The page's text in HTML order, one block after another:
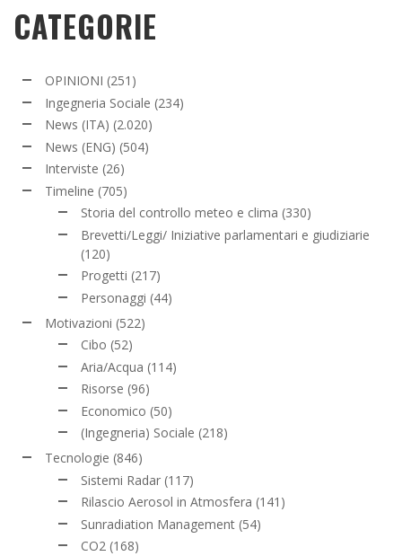
CATEGORIE
OPINIONI (251)
Ingegneria Sociale (234)
News (ITA) (2.020)
News (ENG) (504)
Interviste (26)
Timeline (705)
Storia del controllo meteo e clima (330)
Brevetti/Leggi/ Iniziative parlamentari e giudiziarie
(120)
Progetti (217)
Personaggi (44)
Motivazioni (522)
Cibo (52)
Aria/Acqua (114)
Risorse (96)
Economico (50)
(Ingegneria) Sociale (218)
Tecnologie (846)
Sistemi Radar (117)
Rilascio Aerosol in Atmosfera (141)
Sunradiation Management (54)
CO2 (168)